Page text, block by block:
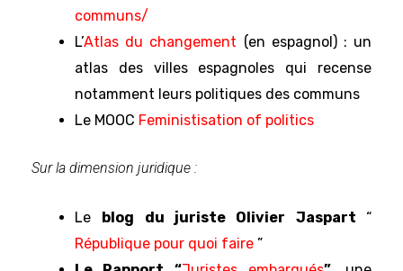
communs/
L’Atlas du changement (en espagnol) : un
atlas des villes espagnoles qui recense
notamment leurs politiques des communs
Le MOOC Feministisation of politics
Sur la dimension juridique :
Le blog du juriste Olivier Jaspart“
République pour quoi faire”